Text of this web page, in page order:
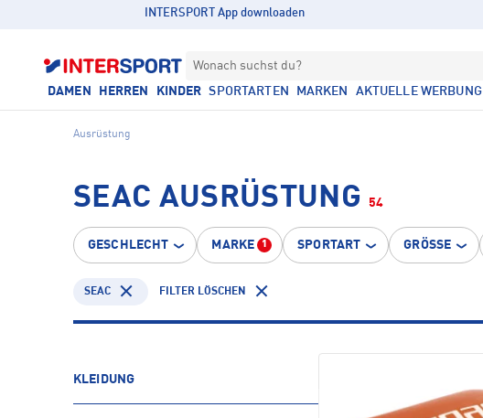
INTERSPORT App downloaden
Wonach suchst du?
DAMEN HERREN KINDER SPORTARTEN MARKEN AKTUELLE WERBUNG
Ausrüstung
SEAC AUSRÜSTUNG 54
GESCHLECHT MARKE 1 SPORTART GRÖSSE
SEAC FILTER LÖSCHEN
KLEIDUNG